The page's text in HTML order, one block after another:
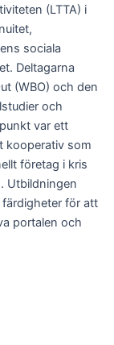
(LTTA) i
sociala
Deltagarna
(WBO) och den
och
var ett
kooperativ som
företag i kris
Utbildningen
för att
portalen och